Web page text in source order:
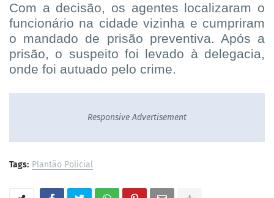
Com a decisão, os agentes localizaram o
funcionário na cidade vizinha e cumpriram
o mandado de prisão preventiva. Após a
prisão, o suspeito foi levado à delegacia,
onde foi autuado pelo crime.
Responsive Advertisement
Tags: Plantão Policial